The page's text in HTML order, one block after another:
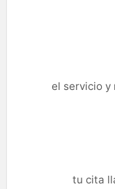
el servicio y
tu cita